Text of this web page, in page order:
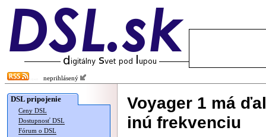
neprihlásený
DSL pripojenie
Ceny DSL
Dostupnosť DSL
Fórum o DSL
Voyager 1 má
inú frekvenciu